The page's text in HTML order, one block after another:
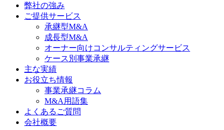
弊社の強み
ご提供サービス
承継型M&A
成長型M&A
オーナー向けコンサルティングサービス
ケース別事業承継
主な実績
お役立ち情報
事業承継コラム
M&A用語集
よくあるご質問
会社概要